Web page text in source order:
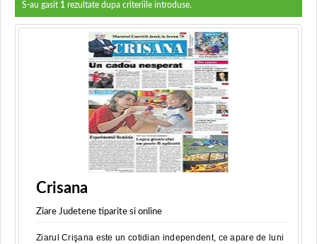
S-au gasit 1 rezultate dupa criteriile introduse.
Crisana
Ziare Judetene tiparite si online
Ziarul Crişana este un cotidian independent, ce apare de luni